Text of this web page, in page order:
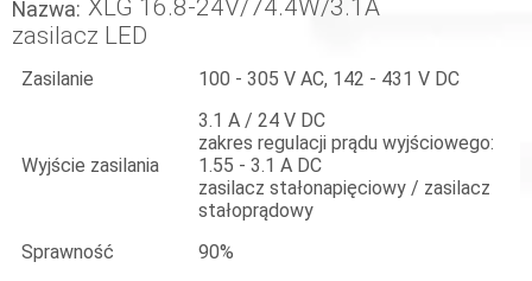
Nazwa: XLG 16.8-24V/74.4W/3.1A
zasilacz LED
Zasilanie 100 - 305 V AC, 142 - 431 V DC
Wyjście zasilania
3.1 A / 24 V DC
zakres regulacji prądu wyjściowego:
1.55 - 3.1 A DC
zasilacz stałonapięciowy / zasilacz
stałoprądowy
Sprawność
90%